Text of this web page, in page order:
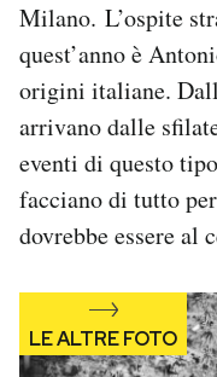
Newsletter
Notifiche mobile
Regala il Post
Hai bisogno di
Esci
Milano. L’ospite
quest’anno è
origini italiane.
arrivano dalle
eventi di questo
facciano di tutto
dovrebbe essere al